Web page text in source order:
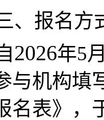
、报名方
2026年5
与机构填
名表》，